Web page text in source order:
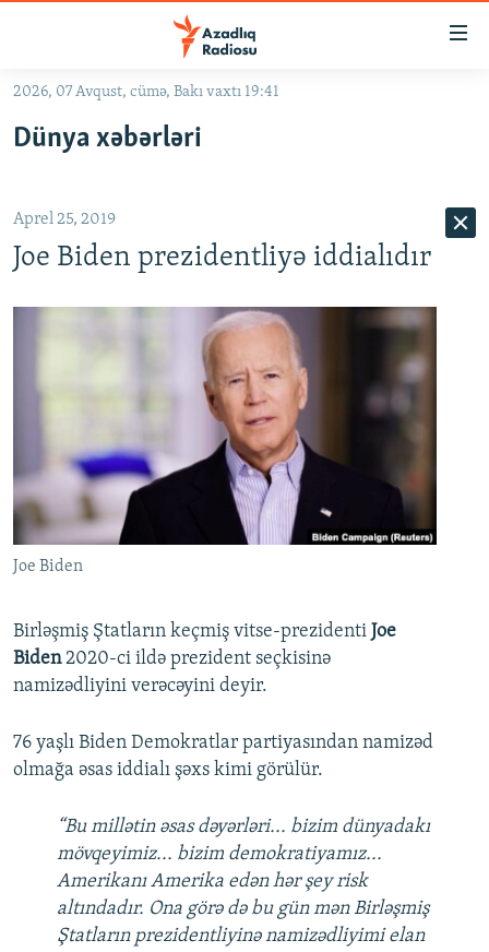
Əsas
qayıt
qayıt
Axtarışa
keç
#İZAHLA
#ƏSLINDƏ
QANUNI DOĞRU
ARAŞDIRMA
MULTIMEDIA
FOTOQALEREYA
İNFOQRAFIKA
KARIKATURA
OXU ZALI
AZƏRBAYCAN ƏDƏBIYYATI KITABXANASI
İSLAM VƏ DEMOKRATIYA
HAQQIMIZDA
MISSIYAMIZ
PEŞƏ ETIKASI VƏ JURNALISTIKA STANDARTLARIMIZ
AZADLIQRADIOSU MOBIL TELEFONUNUZDA
BIZIMLƏ ƏLAQƏ
BIZI IZLƏ
RFE/RL-in bütün saytları
2026, 07 Avqust, cümə, Bakı vaxtı 19:41
Dünya xəbərləri
Aprel 25, 2019
Joe Biden prezidentliyə iddialıdır
Joe Biden
Birləşmiş Ştatların keçmiş vitse-prezidenti Joe
Biden2020-ci ildə prezident seçkisinə
namizədliyini verəcəyini deyir.
76 yaşlı Biden Demokratlar partiyasından namizəd
olmağa əsas iddialı şəxs kimi görülür.
“Bu millətin əsas dəyərləri... bizim dünyadakı
mövqeyimiz... bizim demokratiyamız...
Amerikanı Amerika edən hər şey risk
altındadır. Ona görə də bu gün mən Birləşmiş
Ştatların prezidentliyinə namizədliyimi elan